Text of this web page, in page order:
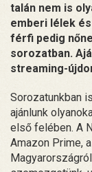
talán nem is
emberi lélek
férfi pedig
sorozatban.
streaming-
Sorozatunkban
ajánlunk
első felében. A
Amazon Prime,